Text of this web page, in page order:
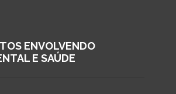
ENVOLVENDO
E SAÚDE